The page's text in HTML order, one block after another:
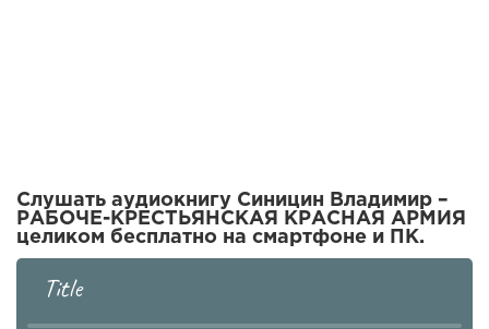
Слушать аудиокнигу Синицин Владимир –
РАБОЧЕ-КРЕСТЬЯНСКАЯ КРАСНАЯ АРМИЯ
целиком бесплатно на смартфоне и ПК.
Title